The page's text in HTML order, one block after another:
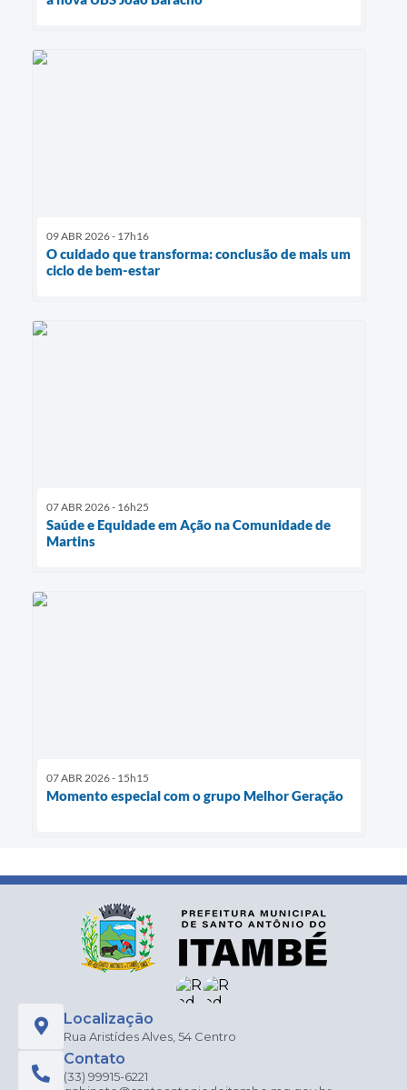
09 ABR 2026 - 17h16
O cuidado que transforma: conclusão de mais um
ciclo de bem-estar
07 ABR 2026 - 16h25
Saúde e Equidade em Ação na Comunidade de
Martins
07 ABR 2026 - 15h15
Momento especial com o grupo Melhor Geração
Localização
Rua Aristídes Alves, 54 Centro
Contato
(33) 99915-6221